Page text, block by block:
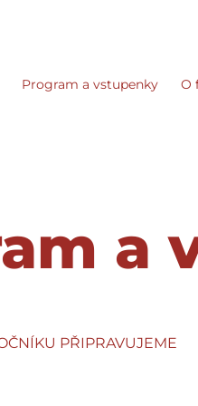
Program a vstupenky O
a
PŘIPRAVUJEME